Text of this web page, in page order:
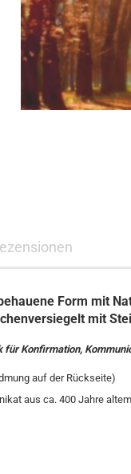
Form mit
mit
für Konfirmation,
auf der Rückseite)
aus ca. 400 Jahre